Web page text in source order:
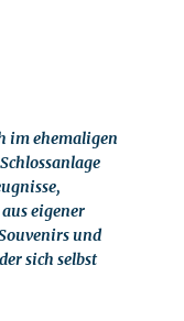
im ehemaligen
eigener
und
sich selbst